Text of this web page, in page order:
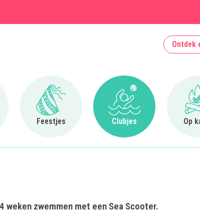
Ontdek
Uit eten
Feestjes
Ga naar Feestjes
Clubjes
Ga naar Clubjes
Op
weken zwemmen met een Sea Scooter.